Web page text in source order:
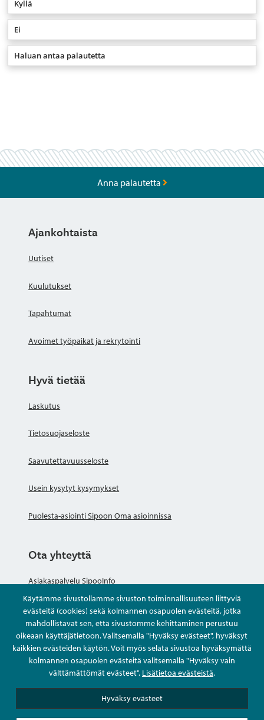
Kyllä
Ei
Haluan antaa palautetta
Käytämme sivustollamme sivuston toiminnallisuuteen liittyviä
evästeitä (cookies) sekä kolmannen osapuolen evästeitä, jotka
mahdollistavat sen, että sivustomme kehittäminen perustuu
oikeaan käyttäjätietoon. Valitsemalla "Hyväksy evästeet", hyväksyt
kaikkien evästeiden käytön. Voit myös selata sivustoa hyväksymättä
kolmannen osapuolen evästeitä valitsemalla "Hyväksy vain
välttämättömät evästeet". Lisätietoa evästeistä.
Hyväksy evästeet
Anna palautetta
Ajankohtaista
Uutiset
Kuulutukset
Tapahtumat
Avoimet työpaikat ja rekrytointi
Hyvä tietää
Laskutus
Tietosuojaseloste
Saavutettavuusseloste
Usein kysytyt kysymykset
Puolesta-asiointi Sipoon Oma asioinnissa
Ota yhteyttä
Asiakaspalvelu SipooInfo
Anna palautetta nimettömästi
Kysy tai asioi
Yhteystiedot